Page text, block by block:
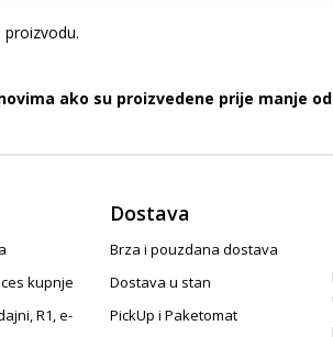
ako su proizvedene prije manje
kupnje
R1, e-
Dostava
Brza i pouzdana dostava
Dostava u stan
PickUp i Paketomat